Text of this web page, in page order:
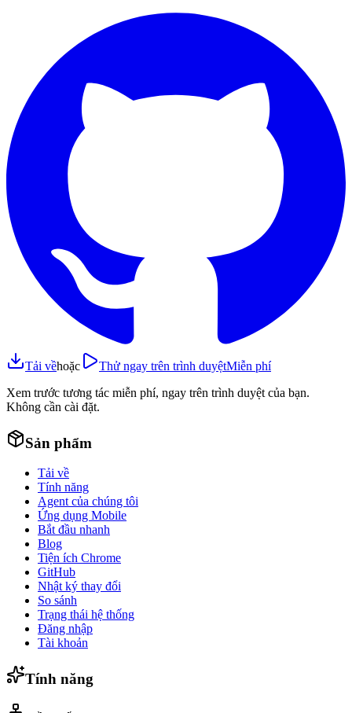
Tải vềhoặc Thử ngay trên trình duyệtMiễn phí
Xem trước tương tác miễn phí, ngay trên trình duyệt của bạn.
Không cần cài đặt.
Sản phẩm
Tải về
Tính năng
Agent của chúng tôi
Ứng dụng Mobile
Bắt đầu nhanh
Blog
Tiện ích Chrome
GitHub
Nhật ký thay đổi
So sánh
Trạng thái hệ thống
Đăng nhập
Tài khoản
Tính năng